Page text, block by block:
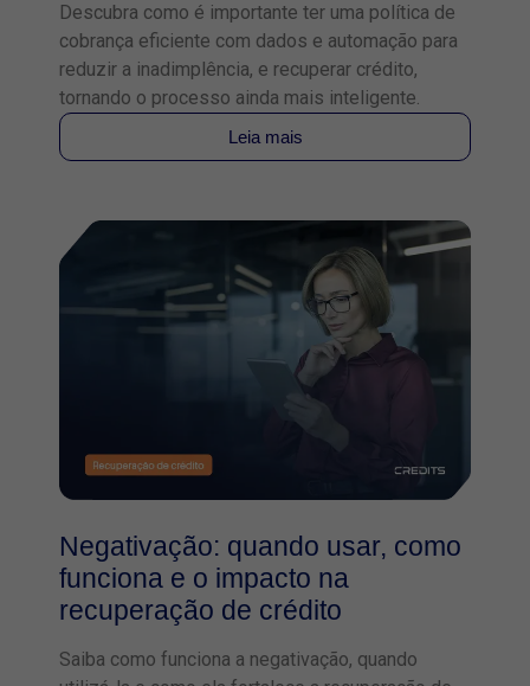
Descubra como é importante ter uma política de
cobrança eficiente com dados e automação para
reduzir a inadimplência, e recuperar crédito,
tornando o processo ainda mais inteligente.
Leia mais
Negativação: quando usar, como
funciona e o impacto na
recuperação de crédito
Saiba como funciona a negativação, quando